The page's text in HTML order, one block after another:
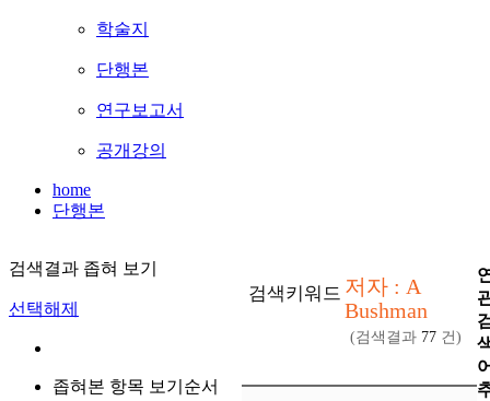
학술지
단행본
연구보고서
공개강의
home
단행본
검색결과 좁혀 보기
선택해제
좁혀본 항목 보기순서
검색키워드 저자 : A
Bushman
(검색결과 77 건)